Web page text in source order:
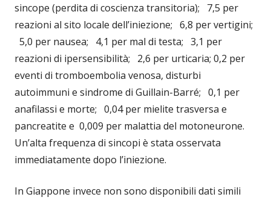
sincope (perdita di coscienza transitoria); 7,5 per
reazioni al sito locale dell’iniezione; 6,8 per vertigini;
5,0 per nausea; 4,1 per mal di testa; 3,1 per
reazioni di ipersensibilità; 2,6 per urticaria; 0,2 per
eventi di tromboembolia venosa, disturbi
autoimmuni e sindrome di Guillain-Barré; 0,1 per
anafilassi e morte; 0,04 per mielite trasversa e
pancreatite e 0,009 per malattia del motoneurone.
Un’alta frequenza di sincopi è stata osservata
immediatamente dopo l’iniezione.
In Giappone invece non sono disponibili dati simili